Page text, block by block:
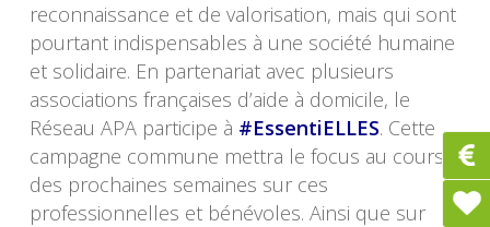
reconnaissance et de valorisation, mais qui sont
pourtant indispensables à une société humaine
et solidaire. En partenariat avec plusieurs
associations françaises d’aide à domicile, le
Réseau APA participe à #EssentiELLES. Cette
campagne commune mettra le focus au cours
des prochaines semaines sur ces
professionnelles et bénévoles. Ainsi que sur